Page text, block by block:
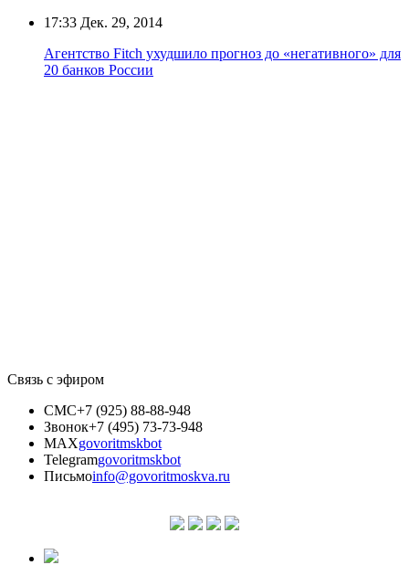
17:33 Дек. 29, 2014
Агентство Fitch ухудшило прогноз до «негативного» для
20 банков России
Связь с эфиром
СМС+7 (925) 88-88-948
Звонок+7 (495) 73-73-948
MAXgovoritmskbot
Telegramgovoritmskbot
Письмоinfo@govoritmoskva.ru